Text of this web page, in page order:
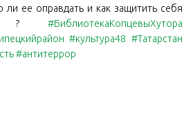
ее оправдать и как защитить себя
? #БиблиотекаКопцевыХутора
#культура48 #Татарстан
#антитеррор